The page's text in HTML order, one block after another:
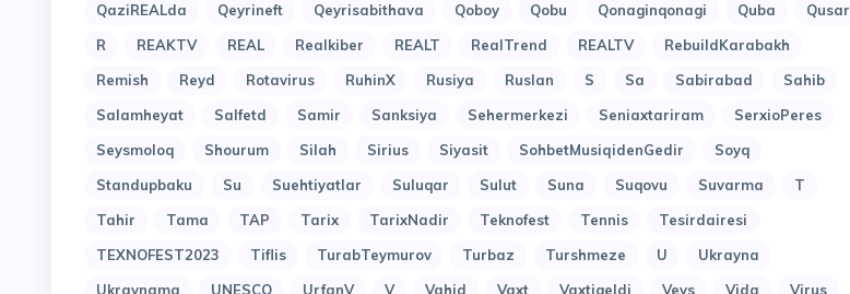
QaziREALda
Qeyrineft Qeyrisabithava Qoboy Qobu Qonaginqonagi Quba
Qusar
R
REAKTV REAL Realkiber REALT RealTrend REALTV
RebuildKarabakh
Remish
Reyd Rotavirus RuhinX Rusiya Ruslan S Sa Sabirabad
Sahib
Salamheyat
Salfetd Samir Sanksiya Sehermerkezi Seniaxtariram
SerxioPeres
Seysmoloq
Shourum Silah Sirius Siyasit SohbetMusiqidenGedir
Soyq
Standupbaku
Su Suehtiyatlar Suluqar Sulut Suna Suqovu Suvarma
T
Tahir
Tama TAP Tarix TarixNadir Teknofest Tennis
Tesirdairesi
TEXNOFEST2023
Tiflis TurabTeymurov Turbaz Turshmeze U
Ukrayna
Ukraynama
UNESCO UrfanV V Vahid Vaxt Vaxtigeldi Veys Vida
Virus